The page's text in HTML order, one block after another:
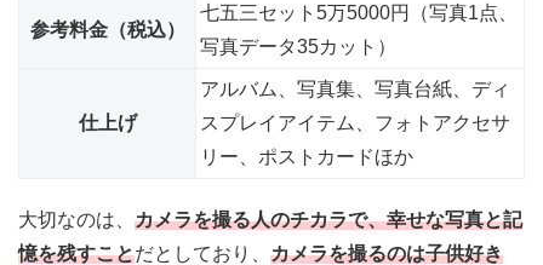
参考料金（税込）
七五三セット5万5000円（写真1点、
写真データ35カット）
仕上げ
アルバム、写真集、写真台紙、ディ
スプレイアイテム、フォトアクセサ
リー、ポストカードほか
大切なのは、 カメラを撮る人のチカラで、幸せな写真と記
憶を残すことだとしており、 カメラを撮るのは子供好き